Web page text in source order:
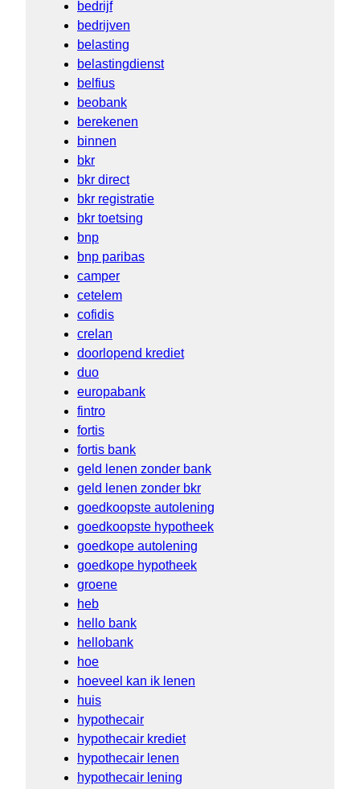
bedrijf
bedrijven
belasting
belastingdienst
belfius
beobank
berekenen
binnen
bkr
bkr direct
bkr registratie
bkr toetsing
bnp
bnp paribas
camper
cetelem
cofidis
crelan
doorlopend krediet
duo
europabank
fintro
fortis
fortis bank
geld lenen zonder bank
geld lenen zonder bkr
goedkoopste autolening
goedkoopste hypotheek
goedkope autolening
goedkope hypotheek
groene
heb
hello bank
hellobank
hoe
hoeveel kan ik lenen
huis
hypothecair
hypothecair krediet
hypothecair lenen
hypothecair lening